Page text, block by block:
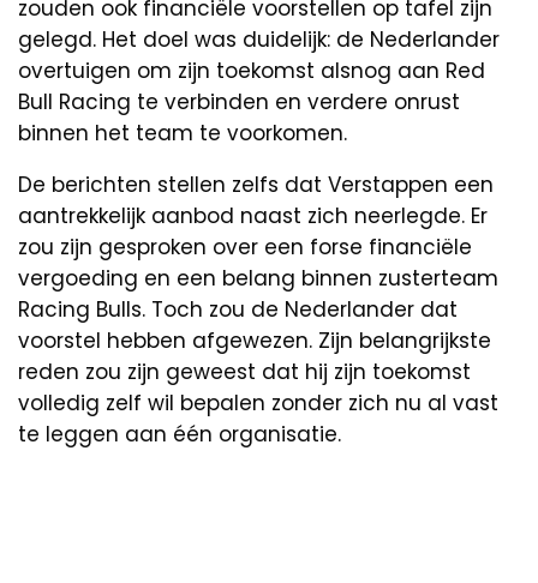
zouden ook financiële voorstellen op tafel zijn
gelegd. Het doel was duidelijk: de Nederlander
overtuigen om zijn toekomst alsnog aan Red
Bull Racing te verbinden en verdere onrust
binnen het team te voorkomen.
De berichten stellen zelfs dat Verstappen een
aantrekkelijk aanbod naast zich neerlegde. Er
zou zijn gesproken over een forse financiële
vergoeding en een belang binnen zusterteam
Racing Bulls. Toch zou de Nederlander dat
voorstel hebben afgewezen. Zijn belangrijkste
reden zou zijn geweest dat hij zijn toekomst
volledig zelf wil bepalen zonder zich nu al vast
te leggen aan één organisatie.